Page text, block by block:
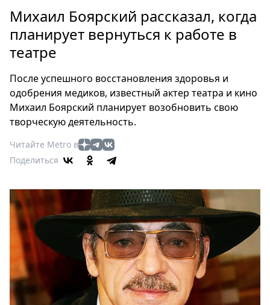
Россия
Мир
Туризм
Мода
Театр
Кино
Афиша
Книги
Выставки
Пресс-
релизы
Metro
Стримы
Спецпроекты
Звезды
Михаил Боярский рассказал, когда
планирует вернуться к работе в
театре
После успешного восстановления здоровья и
одобрения медиков, известный актер театра и кино
Михаил Боярский планирует возобновить свою
творческую деятельность.
Читайте Metro в
Поделиться